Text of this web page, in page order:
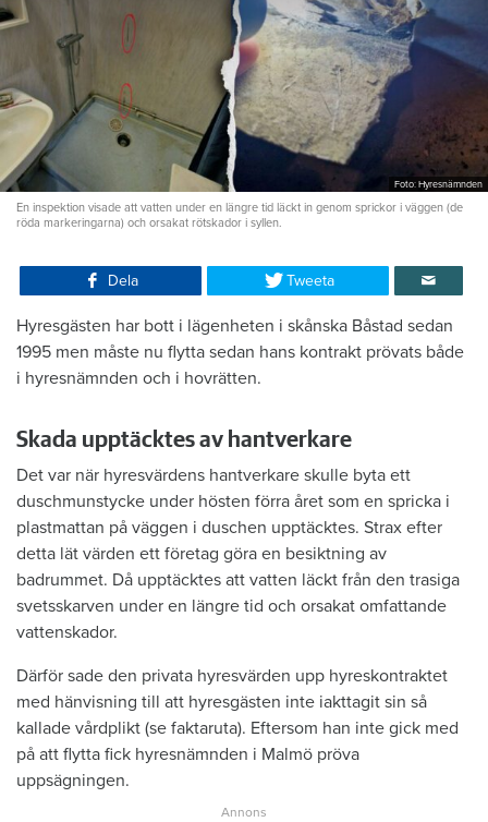
Foto: Hyresnämnden
En inspektion visade att vatten under en längre tid läckt in genom sprickor i väggen (de
röda markeringarna) och orsakat rötskador i syllen.
Dela Tweeta
Hyresgästen har bott i lägenheten i skånska Båstad sedan
1995 men måste nu flytta sedan hans kontrakt prövats både
i hyresnämnden och i hovrätten.
Skada upptäcktes av hantverkare
Det var när hyresvärdens hantverkare skulle byta ett
duschmunstycke under hösten förra året som en spricka i
plastmattan på väggen i duschen upptäcktes. Strax efter
detta lät värden ett företag göra en besiktning av
badrummet. Då upptäcktes att vatten läckt från den trasiga
svetsskarven under en längre tid och orsakat omfattande
vattenskador.
Därför sade den privata hyresvärden upp hyreskontraktet
med hänvisning till att hyresgästen inte iakttagit sin så
kallade vårdplikt (se faktaruta). Eftersom han inte gick med
på att flytta fick hyresnämnden i Malmö pröva
uppsägningen.